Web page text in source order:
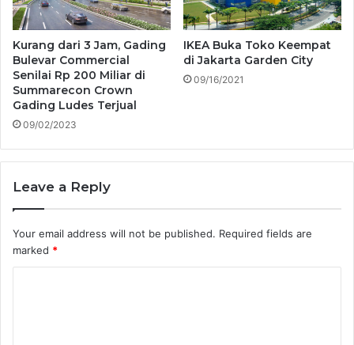
Kurang dari 3 Jam, Gading
Bulevar Commercial
Senilai Rp 200 Miliar di
Summarecon Crown
Gading Ludes Terjual
09/02/2023
IKEA Buka Toko Keempat
di Jakarta Garden City
09/16/2021
Leave a Reply
Your email address will not be published. Required fields are
marked *